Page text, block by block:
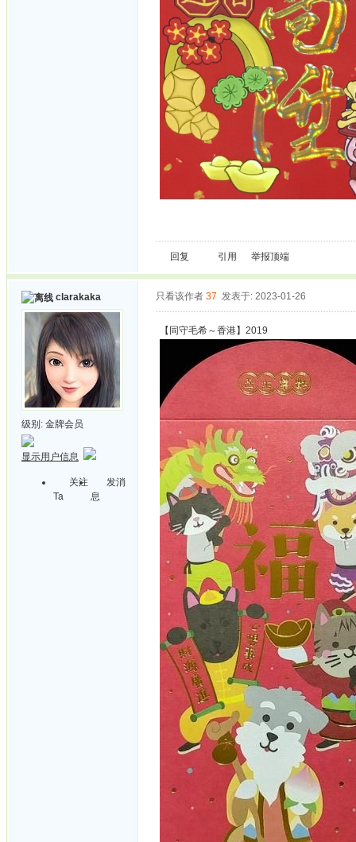
回复 引用 举报顶端
clarakaka
级别: 金牌会员
显示用户信息
关注
Ta
发消
息
只看该作者 37 发表于: 2023-01-26
【同守毛希～香港】2019